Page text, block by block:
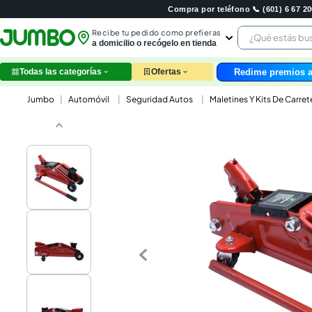
Compra por teléfono 📞 (601) 6 67
Recibe tu pedido como prefieras
a domicilio o recógelo en tienda
¿Qué estás
leche
pollo
Todas las categorías Ofertas Redime premios
Automóvil Seguridad Autos Maletines Y Kits De